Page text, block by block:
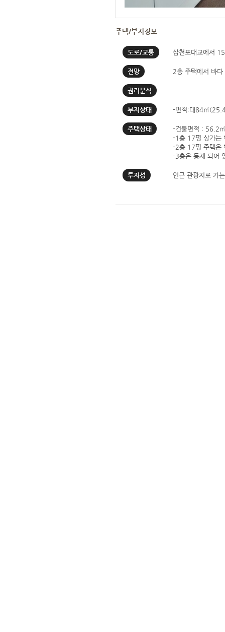
주택/부지정보
도로/교통 삼천포대교에서
전망 2층 주택에서 바
권리분석
부지상태 -면적:대84㎡
주택상태
-건물면적 : 56.2
-1층 17평 상가는
-2층 17평 주택은
-3층은 등재 되어
투자성 인근 관광지로 가